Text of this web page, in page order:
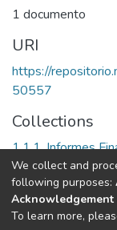
1 documento
URI
https://
50557
Collections
1.1.1. Informes
Full item page
DSpace
We collect and
following purposes:
Acknowledgement
To learn more,